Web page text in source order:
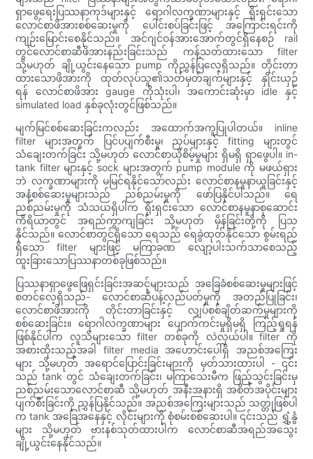
ရှာဖွေရေးပြဿနာကုဒ်များနှင့် ရောဂါလက္ခဏာများနှင့် ရိုးရှင်းသော
လောင်စာဖိအားစစ်ဆေးမှုကို ပေါင်းစပ်ခြင်းဖြင့် အကြောင်းရင်းကို
ကျဉ်းမြောင်းစေနိုင်သည်။ အင်ဂျင်ဝန်အားအောက်တွင်ရှိနေစဉ် rail
တွင်လောင်စာဆီဖိအားနည်းခြင်းသည် ကန့်သတ်ထားသော filter
သို့မဟုတ် ချို့ယွင်းနေသော pump ကိုညွှန်ပြလေ့ရှိသည်။ တိုင်းတာ
ထားသောဖိအားကို ထုတ်လုပ်သူ၏သတ်မှတ်ချက်များနှင့် နှိုင်းယှဉ်
ရန် လောင်စာဖိအား gauge ကိုသုံးပါ၊ အကောင်းဆုံးမှာ idle နှင့်
simulated load နှစ်ခုလုံးတွင်ဖြစ်သည်။
မျက်မြင်စစ်ဆေးခြင်းကလည်း အထောက်အကူပြုပါတယ်။ inline
filter များအတွက် ပြင်ပပျက်စီးမှု၊ ညှပ်များနှင့် fitting များတွင်
သံချေးတက်ခြင်း သို့မဟုတ် လောင်စာယိုစိမ့်မှုများ ရှိမရှိ ရှာဖွေပါ။ in-
tank filter များနှင့် sock များအတွက် pump module ကို မဖယ်ရှား
ဘဲ လက္ခဏာများကို မမြင်ရနိုင်သော်လည်း လောင်စာနမူနာယူခြင်းနှင့်
အနံ့စစ်ဆေးမှုများသည် ညစ်ညမ်းမှုကို ဖော်ပြနိုင်ပါသည်။ ရေ
ညစ်ညမ်းမှုကို သံသယရှိပါက ရိုးရှင်းသော လောင်စာနမူနာစုဆောင်း
ကိရိယာတွင် အရည်ကွာကျခြင်း သို့မဟုတ် မှိန်ခြင်းတို့ကို ပြသ
နိုင်သည်။ လောင်စာတွင်ရှိသော ရေသည် ရေခွဲထုတ်နိုင်သော စွမ်းရည်
ရှိသော filter များဖြင့် မကြာခဏ လျော့ပါးသက်သာစေသည့်
ထူးခြားသောပြဿနာတစ်ခုဖြစ်သည်။
ပြဿနာရှာဖွေဖြေရှင်းခြင်းအဆင့်များသည် အခြေခံစစ်ဆေးမှုများဖြင့်
စတင်လေ့ရှိသည်- လောင်စာဆီပန့်လည်ပတ်မှုကို အတည်ပြုခြင်း၊
လောင်စာဖိအားကို တိုင်းတာခြင်းနှင့် လျှပ်စစ်ချိတ်ဆက်မှုများကို
စစ်ဆေးခြင်း။ ရောဂါလက္ခဏာများ ပျောက်ကင်းမှုရှိမရှိ ကြည့်ရှုရန်
ဖြစ်နိုင်ပါက လူသိများသော filter တစ်ခုကို လဲလှယ်ပါ။ filter ကို
အစားထိုးသည့်အခါ filter media အဟောင်းပေါ်ရှိ အညစ်အကြေး
များ သို့မဟုတ် အရောင်ပြောင်းခြင်းများကို မှတ်သားထားပါ - ၎င်း
သည် tank တွင် သံချေးတက်ခြင်း၊ မကြာသေးမီက ဖြည့်သွင်းခြင်းမှ
ညစ်ညမ်းသောလောင်စာဆီ သို့မဟုတ် အနီးအနားရှိ အစိတ်အပိုင်းများ
ပျက်စီးခြင်းကို ညွှန်ပြနိုင်သည်။ အညစ်အကြေးများသည် သတ္တုဖြစ်ပါ
က tank အခြေအနေနှင့် လိုင်းများကို စုံစမ်းစစ်ဆေးပါ။ ၎င်းသည် ရွှံ့နွံ
များ သို့မဟုတ် ဗားနစ်သုတ်ထားပါက လောင်စာဆီအရည်အသွေး
ချို့ယွင်းနေနိုင်သည်။